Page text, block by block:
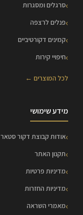
סרגלים ומסגרות
פנלים לרצפה
קמינים דקורטיביים
חיפויי קירות
לכל המוצרים ←
מידע שימושי
אודות קבוצת דקור סטאר
תקנון האתר
מדיניות פרטיות
מדיניות החזרות
מאמרי השראה